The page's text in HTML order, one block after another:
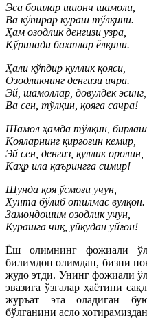
Эса бошлар ишонч шамоли,
Ва кўпирар кураш тўлқини.
Ҳам озодлик денгизи узра,
Кўринади бахтлар ёлқини.
Ҳали кўпдир қуллик қояси,
Озодликнинг денгизи ичра.
Эй, шамоллар, довулдек эсинг,
Ва сен, тўлқин, қояга сачра!
Шамол ҳамда тўлқин,
Қояларнинг қирғоғин кемир,
Эй сен, денгиз, қуллик оролин,
Қаҳр ила қаърингга симир!
Шунда қоя ўсмоғи учун,
Хунта бўлиб отилмас вулқон.
Замондошим озодлик учун,
Курашга чиқ, уйқудан уйғон!
Ёш олимнинг фожиали
билимдон олимдан, бизни
жудо этди. Унинг фожиали
эвазига ўзгалар ҳаётини
журъат эта оладиган
бўлганини асло